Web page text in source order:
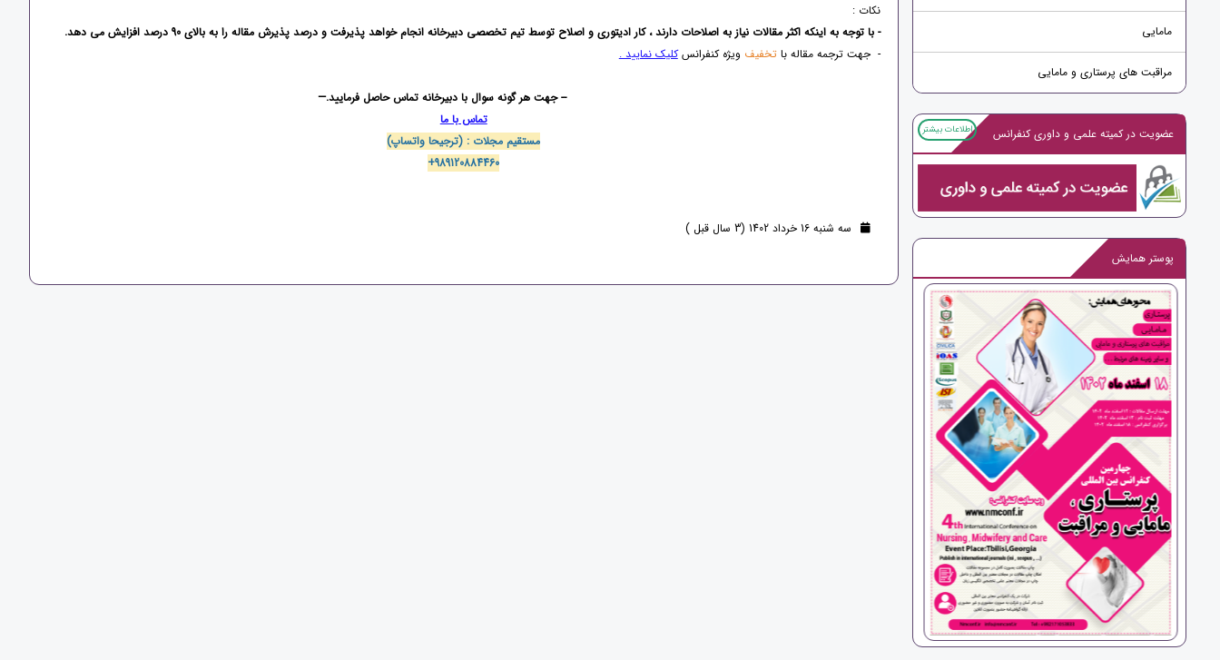
مامایی
مراقبت های پرستاری و مامایی
عضویت در کمیته علمی و داوری کنفرانس اطلاعات بیشتر
پوستر همایش
نکات :
-با توجه به اینکه اکثر مقالات نیاز به اصلاحات دارند ، کار ادیتوری و اصلاح توسط تیم تخصصی دبیرخانه انجام خواهد پذیرفت و درصد پذیرش مقاله را به بالای 90 درصد افزایش می دهد
.
- جهت ترجمه مقاله باتخفیف ویژه کنفرانسکلیک نمایید .
-- جهت هر گونه سوال با دبیرخانه تماس حاصل فرمایید.—
تماس با ما
مستقیم مجلات : (ترجیحا واتساپ)
+989120884460
سه شنبه 16 خرداد 1402 (3 سال قبل )